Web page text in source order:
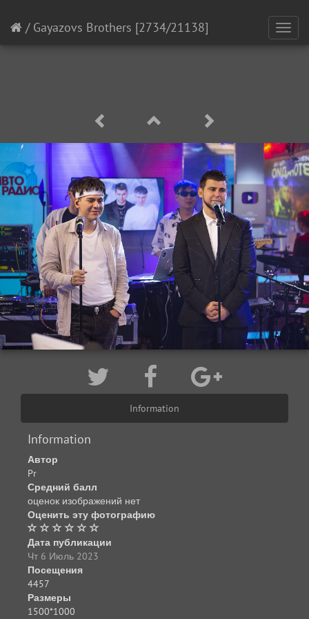
/ Gayazovs Brothers [2734/21138]
Information
Information
Автор
Pr
Средний балл
оценок изображений нет
Оценить эту фотографию
Дата публикации
Чт 6 Июль 2023
Посещения
4457
Размеры
1500*1000